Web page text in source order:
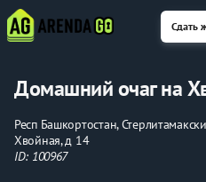
Сдать
Домашний очаг на
Респ Башкортостан,
Хвойная, д 14
ID: 100967